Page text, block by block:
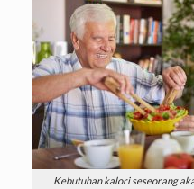
Kebutuhan kalori seseorang